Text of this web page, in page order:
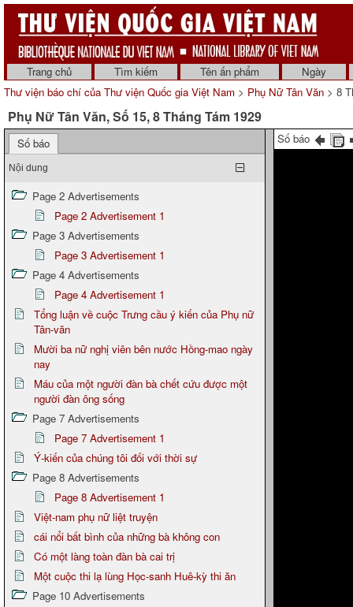
Trang chủ Tìm kiếm Tên ấn phẩm
Ngày
Thư viện báo chí của Thư viện Quốc gia Việt Nam > Phụ Nữ Tân Văn > 8
Phụ Nữ Tân Văn, Số 15, 8 Tháng Tám 1929
Số báo
Nội dung
Page 2 Advertisements
Page 2 Advertisement 1
Page 3 Advertisements
Page 3 Advertisement 1
Page 4 Advertisements
Page 4 Advertisement 1
Tổng luận về cuộc Trưng cầu ý kiến của Phụ nữ
Tân-văn
Mười ba nữ nghị viên bên nước Hồng-mao ngày
nay
Máu của một người đàn bà chết cứu được một
người đàn ông sống
Page 7 Advertisements
Page 7 Advertisement 1
Ý-kiến của chúng tôi đối với thời sự
Page 8 Advertisements
Page 8 Advertisement 1
Việt-nam phụ nữ liệt truyện
cái nổi bất bình của những bà không con
Có một làng toàn đàn bà cai trị
Một cuộc thi lạ lùng Học-sanh Huê-kỳ thi ăn
Page 10 Advertisements
Số báo